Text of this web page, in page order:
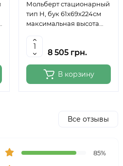
Мольберт стационарный
тип Н, бук 61x69x224см
максимальная высота
6059
8 505 грн.
В корзину
Все отзывы
85%